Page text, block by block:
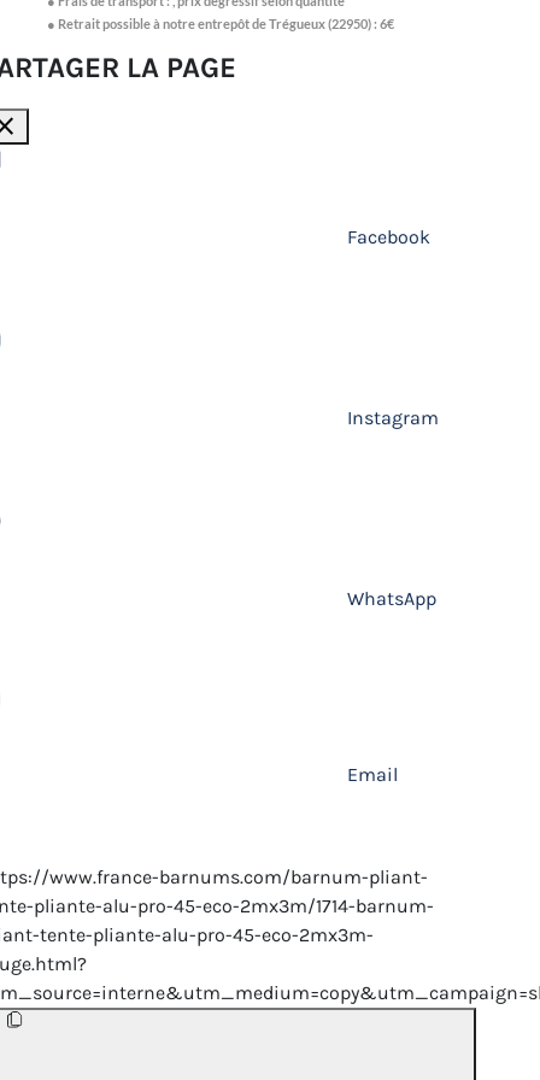
● Retrait possible à notre entrepôt de Trégueux (22950) : 6€
LA PAGE
Facebook
Instagram
WhatsApp
Email
www.france-barnums.com/barnum-pliant-
pliante-alu-pro-45-eco-2mx3m/1714-barnum-
tente-pliante-alu-pro-45-eco-2mx3m-